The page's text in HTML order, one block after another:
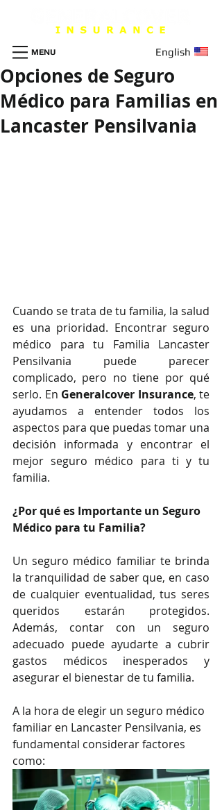
English
MENU
Opciones de Seguro
Médico para Familias en
Lancaster Pensilvania
Cuando se trata de tu familia, la salud
es una prioridad. Encontrar seguro
médico para tu Familia Lancaster
Pensilvania puede parecer
complicado, pero no tiene por qué
serlo. En Generalcover Insurance, te
ayudamos a entender todos los
aspectos para que puedas tomar una
decisión informada y encontrar el
mejor seguro médico para ti y tu
familia.
¿Por qué es Importante un Seguro
Médico para tu Familia?
Un seguro médico familiar te brinda
la tranquilidad de saber que, en caso
de cualquier eventualidad, tus seres
queridos estarán protegidos.
Además, contar con un seguro
adecuado puede ayudarte a cubrir
gastos médicos inesperados y
asegurar el bienestar de tu familia.
A la hora de elegir un seguro médico
familiar en Lancaster Pensilvania, es
fundamental considerar factores
como: